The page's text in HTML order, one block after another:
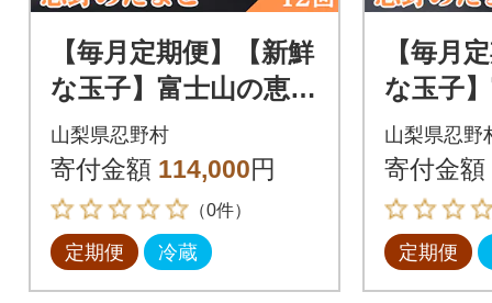
【毎月定期便】【新鮮
な玉子】富士山の恵
忍野のたまご‐コクの
赤玉‐30個入全12回
山梨県忍野村
寄付金額 114,000円
（0件）
定期便 冷蔵
【毎月
な玉子
忍野の
のピン
回
山梨県忍野
寄付金額
定期便